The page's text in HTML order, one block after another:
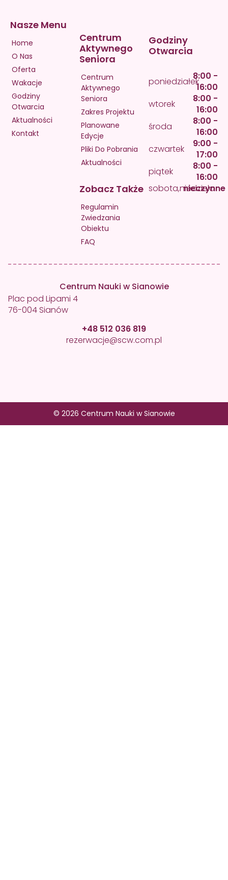
Nasze Menu
Home
O Nas
Oferta
Wakacje
Godziny
Otwarcia
Aktualności
Kontakt
Centrum
Aktywnego
Seniora
Centrum
Aktywnego
Seniora
Zakres Projektu
Planowane
Edycje
Pliki Do Pobrania
Aktualności
Zobacz Także
Regulamin
Zwiedzania
Obiektu
FAQ
Godziny
Otwarcia
poniedziałek8:00 -
16:00
wtorek
8:00 -
16:00
środa
8:00 -
16:00
czwartek
9:00 -
17:00
piątek
8:00 -
16:00
sobota,niedziela
nieczynne
Centrum Nauki w Sianowie
Plac pod Lipami 4
76-004 Sianów
+48 512 036 819
rezerwacje@scw.com.pl
© 2026 Centrum Nauki w Sianowie